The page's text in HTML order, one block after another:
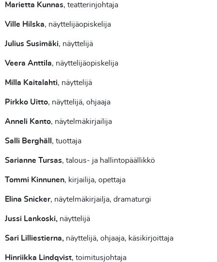
Marietta Kunnas, teatterinjohtaja
Ville Hilska, näyttelijäopiskelija
Julius Susimäki, näyttelijä
Veera Anttila, näyttelijäopiskelija
Milla Kaitalahti, näyttelijä
Pirkko Uitto, näyttelijä, ohjaaja
Anneli Kanto, näytelmäkirjailija
Salli Berghäll , tuottaja
Sarianne Tursas, talous- ja hallintopäällikkö
Tommi Kinnunen, kirjailija, opettaja
Elina Snicker, näytelmäkirjailja, dramaturgi
Jussi Lankoski, näyttelijä
Sari Lilliestierna, näyttelijä, ohjaaja, käsikirjoittaja
Hinriikka Lindqvist, toimitusjohtaja